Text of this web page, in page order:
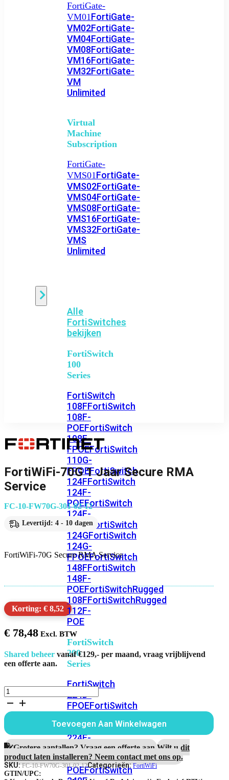
FortiGate-
VM01FortiGate-
VM02FortiGate-
VM04FortiGate-
VM08FortiGate-
VM16FortiGate-
VM32FortiGate-
VM
Unlimited
Virtual
Machine
Subscription
FortiGate-
VMS01FortiGate-
VMS02FortiGate-
VMS04FortiGate-
VMS08FortiGate-
VMS16FortiGate-
VMS32FortiGate-
VMS
Unlimited
Alle
FortiSwitches
bekijken
FortiSwitch
100
Series
FortiSwitch
108FFortiSwitch
108F-
POEFortiSwitch
108F-
FPOEFortiSwitch
110G-
FPOEFortiSwitch
124FFortiSwitch
124F-
POEFortiSwitch
124F-
FPOEFortiSwitch
124GFortiSwitch
124G-
FPOEFortiSwitch
148FFortiSwitch
148F-
POEFortiSwitchRugged
108FFortiSwitchRugged
112F-
POE
FortiSwitch
200
Series
FortiSwitch
224D-
FPOEFortiSwitch
224EFortiswitch
224E-
POEFortiSwitch
248E-
POEFortiSwitch
FortiWiFi-70G 1 Jaar Secure RMA
Service
FC-10-FW70G-301-02-12
Levertijd: 4 - 10 dagen
FortiWiFi-70G Secure RMA Service
Korting: € 8,52
€ 78,48
Shared beheer vanaf €129,- per maand, vraag vrijblijvend
een offerte aan.
FortiWiFi-
70G
Jaar
Secure
RMA
Service
aantal
Toevoegen Aan Winkelwagen
Grotere aantallen? Vraag een offerte aan.Wilt u dit
product laten installeren? Neem contact met ons op.
SKU:FC-10-FW70G-301-02-12Categorieën:FortiWiFi
GTIN/UPC: